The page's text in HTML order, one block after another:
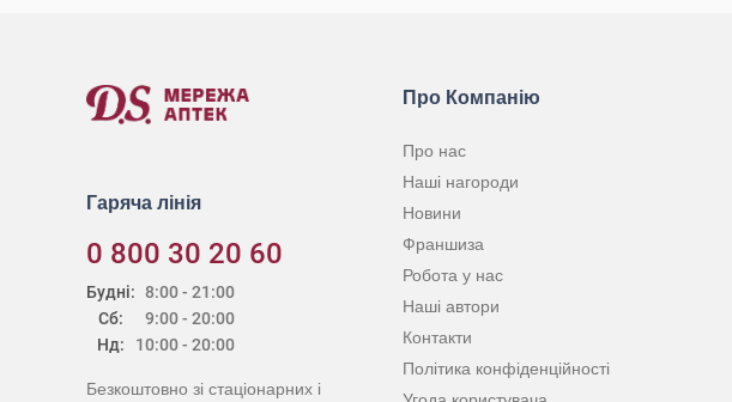
Гаряча лінія
0 800 30 20 60
Будні:
Сб:
Нд:
8:00 - 21:00
9:00 - 20:00
10:00 - 20:00
Безкоштовно зі стаціонарних і
Про Компанію
Про нас
Наші нагороди
Новини
Франшиза
Робота у нас
Наші автори
Контакти
Політика конфіденційності